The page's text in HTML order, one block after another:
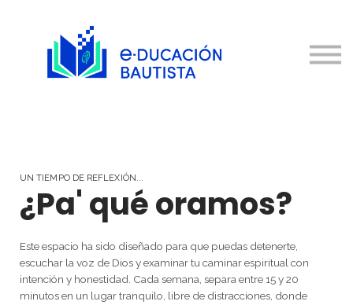
Solicitud
Cuenta
UN TIEMPO DE REFLEXIÓN...
¿Pa' qué oramos?
Este espacio ha sido diseñado para que puedas detenerte,
escuchar la voz de Dios y examinar tu caminar espiritual con
intención y honestidad. Cada semana, separa entre 15 y 20
minutos en un lugar tranquilo, libre de distracciones, donde